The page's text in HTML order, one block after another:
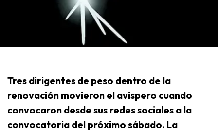
Tres dirigentes de peso dentro de la
renovación movieron el avispero cuando
convocaron desde sus redes sociales a la
convocatoria del próximo sábado. La